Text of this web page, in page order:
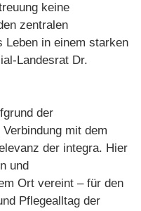
keine
zentralen
Leben in einem starken
Landesrat Dr.
der
mit dem
der integra. Hier
und
Ort vereint – für den
Pflegealltag der